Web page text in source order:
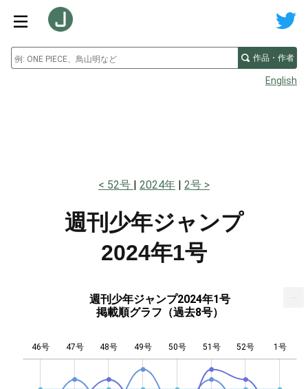
作品・作者
English
52号 2024年 2号
週刊少年ジャンプ
2024年1号
週刊少年ジャンプ2024年1号
掲載順グラフ（過去8号）
46号 47号 48号 49号 50号 51号 52号 1号